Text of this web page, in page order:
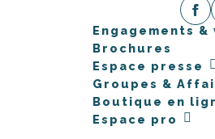
Engagements &
Brochures
Espace presse
Groupes &
Boutique en
Espace pro